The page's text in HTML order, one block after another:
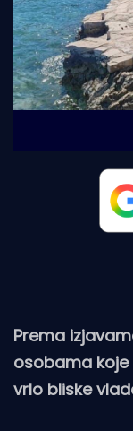
Prema
osobama
vrlo bliske